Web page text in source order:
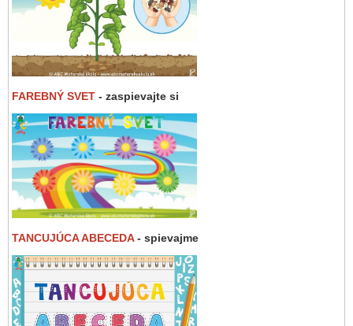
FAREBNÝ SVET - zaspievajte si
TANCUJÚCA ABECEDA- spievajme